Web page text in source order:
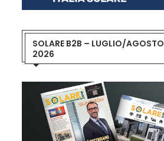
SOLARE B2B – LUGLIO/AGOSTO
2026